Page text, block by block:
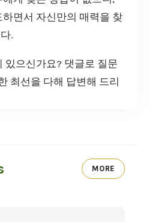
면서 자신만의 매력을 찾
.
있으신가요? 댓글로 질문
최선을 다해 답변해 드리
MORE